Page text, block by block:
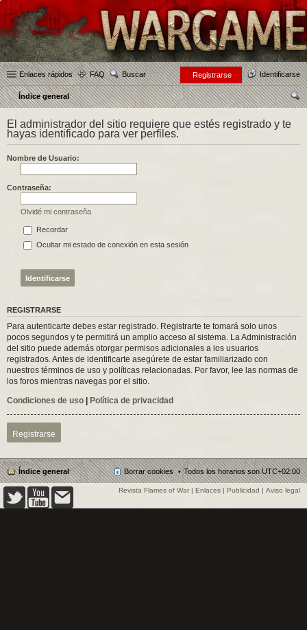
Enlaces rápidos FAQ Buscar Identificarse
Registrarse
Índice general
car
El administrador del sitio requiere que estés registrado y te
hayas identificado para ver perfiles.
Nombre de Usuario:
Contraseña:
Olvidé mi contraseña
Recordar
Ocultar mi estado de conexión en esta sesión
REGISTRARSE
Para autenticarte debes estar registrado. Registrarte te tomará solo unos
pocos segundos y te permitirá un amplio acceso al sistema. La Administración
del sitio puede además otorgar permisos adicionales a los usuarios
registrados. Antes de identificarte asegúrete de estar familiarizado con
nuestros términos de uso y políticas relacionadas. Por favor, lee las normas de
los foros mientras navegas por el sitio.
Condiciones de uso | Política de privacidad
Registrarse
Índice general Todos los horarios sonUTC+02:00
Borrar cookies
Revista Flames of War | Enlaces | Publicidad | Aviso legal